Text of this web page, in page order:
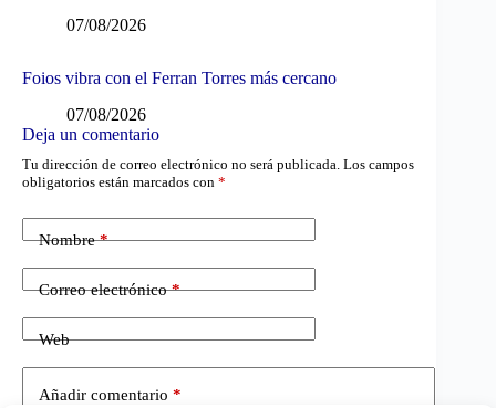
07/08/2026
Foios vibra con el Ferran Torres más cercano
07/08/2026
Deja un comentario
Tu dirección de correo electrónico no será publicada. Los campos
obligatorios están marcados con *
Nombre*
Correo electrónico*
Web
Añadir comentario *